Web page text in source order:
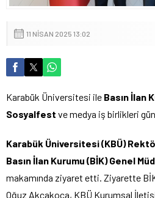
11 NISAN 2025 13:02
Karabük Üniversitesi ile Basın İlan
Sosyalfest ve medya iş birlikleri
Karabük Üniversitesi (KBÜ)
Basın İlan Kurumu (BİK) Genel
makamında ziyaret etti. Ziyarette BİK
Oğuz Akçakoca, KBÜ Kurumsal